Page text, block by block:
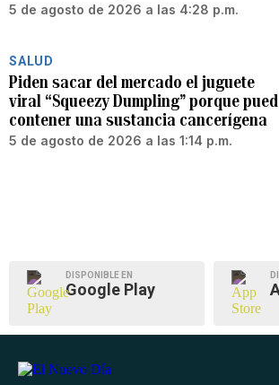
5 de agosto de 2026 a las 4:28 p.m.
SALUD
Piden sacar del mercado el juguete
viral “Squeezy Dumpling” porque
contener una sustancia cancerígena
5 de agosto de 2026 a las 1:14 p.m.
DISPONIBLE EN
Google Play